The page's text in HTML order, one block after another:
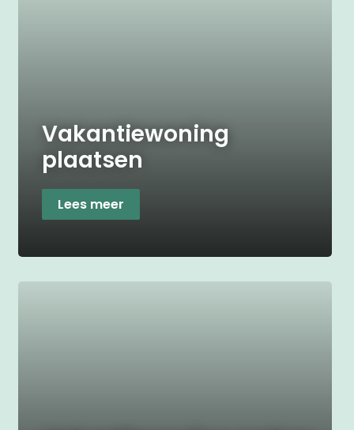
Vakantiewoning
plaatsen
Lees meer